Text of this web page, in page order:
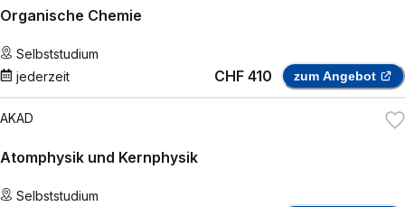
Organische Chemie
Selbststudium
jederzeit
CHF 410 zum Angebot
AKAD
Atomphysik und Kernphysik
Selbststudium